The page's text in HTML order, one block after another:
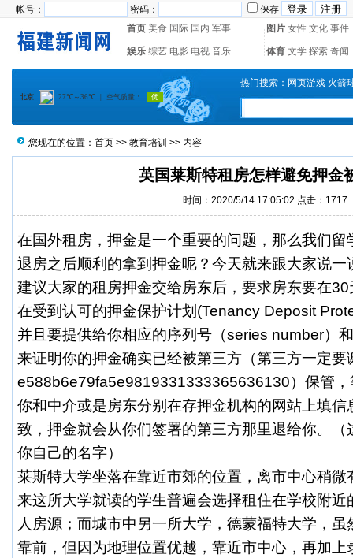
帐号： 密码：
保存
首页 美食 国际 国内 军事 图片 女性 文化 事件
娱乐 综艺 电影 电视 音乐 体育 文学 探索 奇闻
热门搜索： 网页游戏 火箭
您现在的位置： 首页 >> 教育培训 >> 内容
英国莱斯特租房怎样避免押金
时间：2020/5/14 17:05:02 点击：1717
在国外租房，押金是一个重要的问题，那么我们留
退房之后顺利的拿到押金呢？今天就来跟大家说一
建议大家的租房押金交给房东后，要求房东要在
在受到认可的押金保护计划(Tenancy Deposit
并且要提供给你相应的序列号（series number）
来证明你的押金确实已经被第三方（第三方一定
e588b6e79fa5e9819331333365636130）保管，
你和中介或是房东分别在存押金机构的网站上填信
致，押金就会从你们签署的第三方那里退给你。（
你自己的名字）
莱斯特大学坐落在靠近市郊的位置，离市中心稍微
来这所大学就读的学生普遍会选择租住在学校附近
人房源；而城市中另一所大学，德蒙福特大学，
靠前，但因为地理位置优越，靠近市中心，再加上